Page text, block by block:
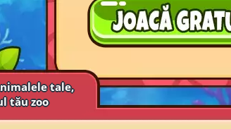
tale,
tău zoo